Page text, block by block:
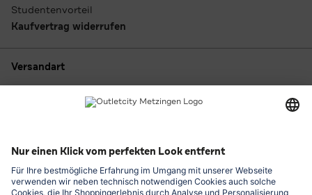
Studentenvorteil
Kaufvertrag widerrufen
Versandart